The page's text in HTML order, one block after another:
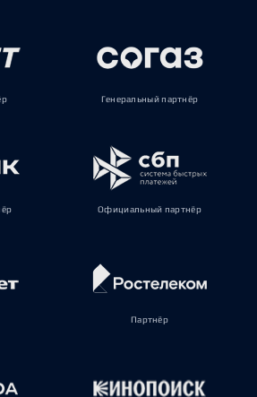
Генеральный партнёр
Официальный партнёр
Партнёр